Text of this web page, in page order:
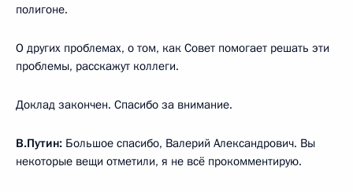
полигоне.
О других проблемах, о том, как Совет помогает решать эти
проблемы, расскажут коллеги.
Доклад закончен. Спасибо за внимание.
В.Путин: Большое спасибо, Валерий Александрович. Вы
некоторые вещи отметили, я не всё прокомментирую.